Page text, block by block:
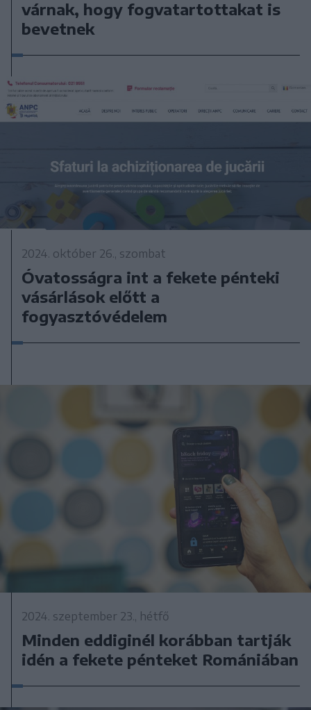
várnak, hogy fogvatartottakat is
bevetnek
2024. október 26., szombat
Óvatosságra int a fekete pénteki
vásárlások előtt a
fogyasztóvédelem
2024. szeptember 23., hétfő
Minden eddiginél korábban tartják
idén a fekete pénteket Romániában